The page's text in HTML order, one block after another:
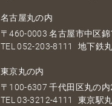
名古屋丸の内
〒460-0003 名古屋市中区
TEL052-203-8111 地下鉄
東京丸の内
〒100-6307 千代田区丸の
TEL03-3212-4111 東京駅